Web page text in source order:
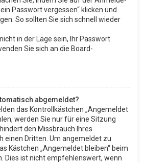
Passwort vergessen“ klicken und
So sollten Sie sich schnell wieder
in der Lage sein, Ihr Passwort
Sie sich an die Board-
abgemeldet?
das Kontrollkästchen „Angemeldet
werden Sie nur für eine Sitzung
den Missbrauch Ihres
einen Dritten. Um angemeldet zu
Kästchen „Angemeldet bleiben“ beim
Dies ist nicht empfehlenswert, wenn